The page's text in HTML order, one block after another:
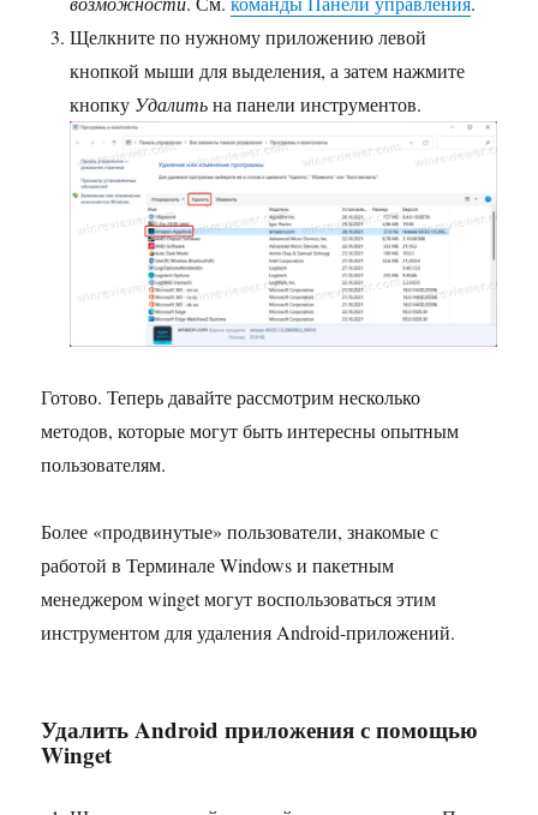
Щелкните по нужному приложению левой
кнопкой мыши для выделения, а затем нажмите
кнопку Удалитьна панели инструментов.
Готово. Теперь давайте рассмотрим несколько
методов, которые могут быть интересны опытным
пользователям.
Более «продвинутые» пользователи, знакомые с
работой в Терминале Windows и пакетным
менеджером winget могут воспользоваться этим
инструментом для удаления Android­-приложений.
Удалить Android ­приложения с помощью
Winget